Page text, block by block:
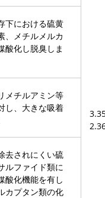
下における硫黄
、メチルメルカ
酸化し脱臭しま
メチルアミン等
し、大きな吸着
去されにくい硫
ルファイド類に
酸化機能を有し
カプタン類の化